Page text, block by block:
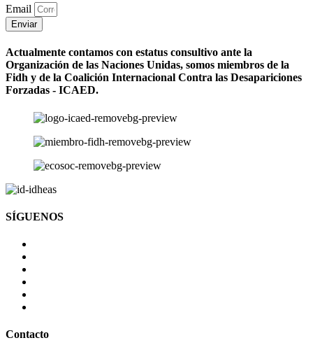
Email
Enviar
Actualmente contamos con estatus consultivo ante la
Organización de las Naciones Unidas, somos miembros de la
Fidh y de la Coalición Internacional Contra las Desapariciones
Forzadas - ICAED.
SÍGUENOS
Contacto